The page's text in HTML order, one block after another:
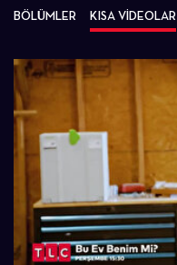
BÖLÜMLER KISA VİDEOLAR